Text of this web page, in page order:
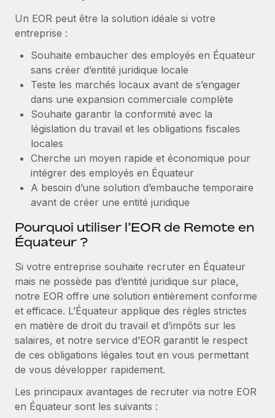
Création d’entité
Établissez des entités rapidement et en toute
conformité
Mobilité et déménagement international
Organisez facilement le déménagement de vos
employés
Avantages sociaux
Gérez facilement les avantages sociaux
Explorer le blog
BLOG
Mises à jour des produits de Remote :
Intégrations Gusto et Xero et Gestion des
freelances Plus
Remote a toujours pour mission d'aider les entreprises de
toute taille à embaucher, gérer et payer...
En savoir plus
répartis dans 19 pays grâce à Remote
Phiture, un leader notable du conseil en matière de
croissance mobile internationale, encourage les...
En savoir plus
Un EOR peut être la solution idéale si votre
entreprise :
Souhaite embaucher des employés en Équateur
sans créer d’entité juridique locale
Teste les marchés locaux avant de s’engager
dans une expansion commerciale complète
Souhaite garantir la conformité avec la
législation du travail et les obligations fiscales
locales
Cherche un moyen rapide et économique pour
intégrer des employés en Équateur
A besoin d’une solution d’embauche temporaire
avant de créer une entité juridique
Pourquoi utiliser l’EOR de Remote en
Équateur ?
Si votre entreprise souhaite recruter en Équateur
mais ne possède pas d’entité juridique sur place,
notre EOR offre une solution entièrement conforme
et efficace. L’Équateur applique des règles strictes
en matière de droit du travail et d’impôts sur les
salaires, et notre service d’EOR garantit le respect
de ces obligations légales tout en vous permettant
de vous développer rapidement.
Les principaux avantages de recruter via notre EOR
en Équateur sont les suivants :